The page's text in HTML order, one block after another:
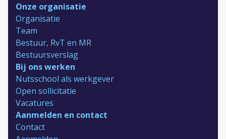
Onze organisatie
Organisatie
Team
Bestuur, RvT en MR
Bestuursverslag
Bij ons werken
Nutsschool als werkgever
Open sollicitatie
Vacatures
Aanmelden en contact
Contact